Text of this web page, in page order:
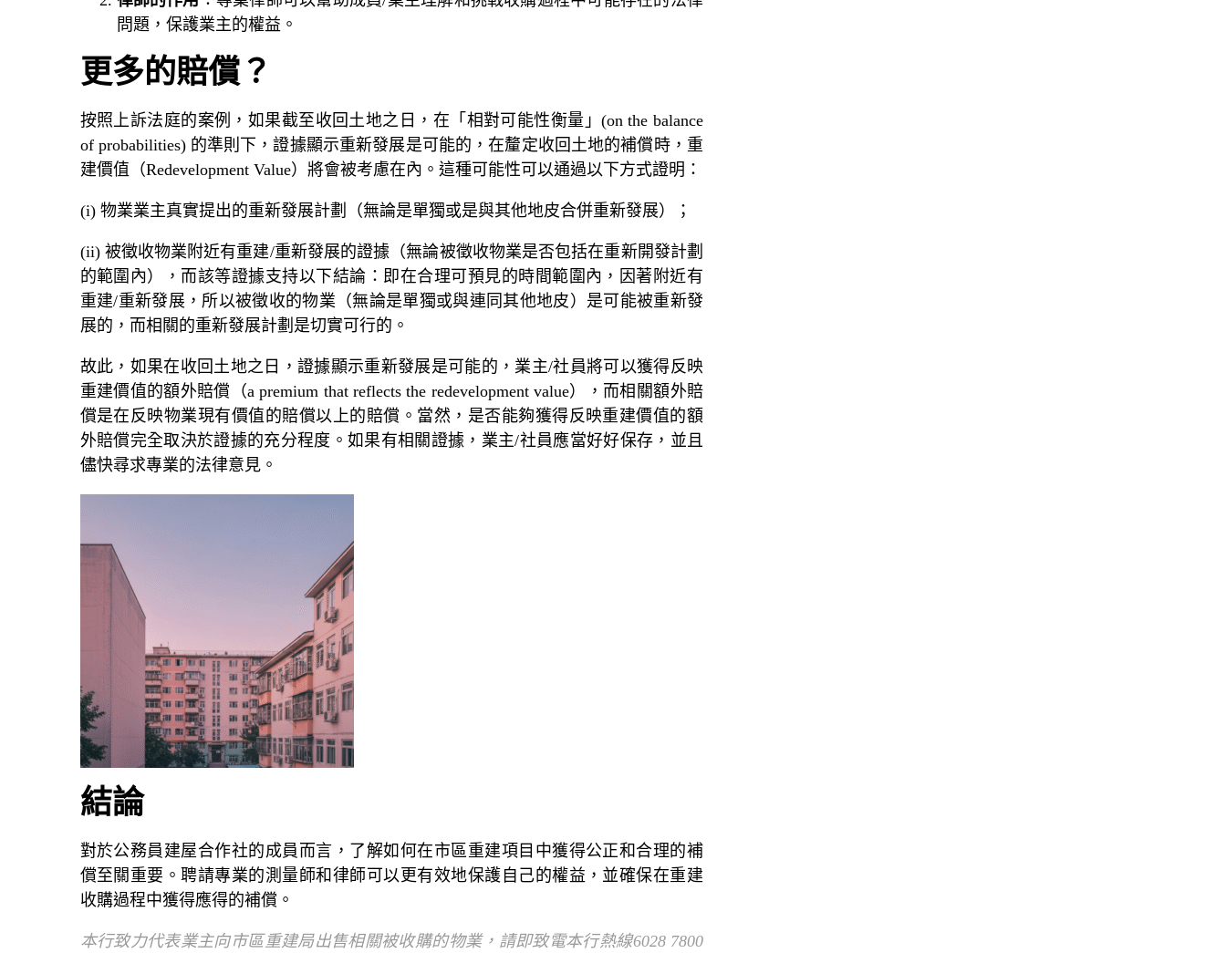
問題，保護業主的權益。
更多的賠償？
按照上訴法庭的案例，如果截至收回土地之日，在「 相對可能性衡量 」(on the balance
of probabilities) 的準則下，證據顯示重新發展是可能的，在釐定收回土地的補償時，重
建價值（Redevelopment Value）將會被考慮在內。這種可能性可以通過以下方式證明：
(i) 物業業主真實提出的重新發展計劃（無論是單獨或是與其他地皮合併重新發展）；
(ii) 被徵收物業附近有重建/重新發展的證據（無論被徵收物業是否包括在重新開發計劃
的範圍內），而該等證據支持以下結論：即在合理可預見的時間範圍內，因著附近有
重建/重新發展，所以被徵收的物業（無論是單獨或與連同其他地皮）是可能被重新發
展的，而相關的重新發展計劃是切實可行的。
故此，如果在收回土地之日，證據顯示重新發展是可能的，業主/社員將可以獲得反映
重建價值的額外賠償（a premium that reflects the redevelopment value），而相關額外賠
償是在反映物業現有價值的賠償以上的賠償。當然，是否能夠獲得反映重建價值的額
外賠償完全取決於證據的充分程度。如果有相關證據，業主/社員應當好好保存，並且
儘快尋求專業的法律意見。
結論
對於公務員建屋合作社的成員而言，了解如何在市區重建項目中獲得公正和合理的補
償至關重要。聘請專業的測量師和律師可以更有效地保護自己的權益，並確保在重建
收購過程中獲得應得的補償。
本行致力代表業主向市區重建局出售相關被收購的物業，請即致電本行熱線6028 7800